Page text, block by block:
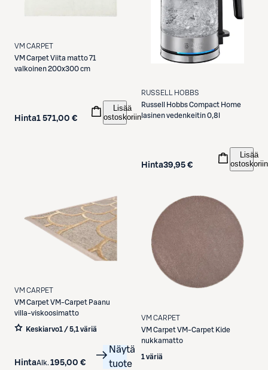
VM CARPET
VM CarpetViita matto 71
valkoinen 200x300 cm
Hinta1 571,00 €
Lisää
ostoskoriin
RUSSELL HOBBS
Russell HobbsCompact Home
lasinen vedenkeitin 0,8l
Hinta39,95 €
Lisää
ostoskoriin
VM CARPET
VM CarpetVM-Carpet Paanu
villa-viskoosimatto
Keskiarvo1 / 5,1 väriä
HintaAlk. 195,00 €
Näytä
tuote
VM CARPET
VM CarpetVM-Carpet Kide
nukkamatto
1 väriä